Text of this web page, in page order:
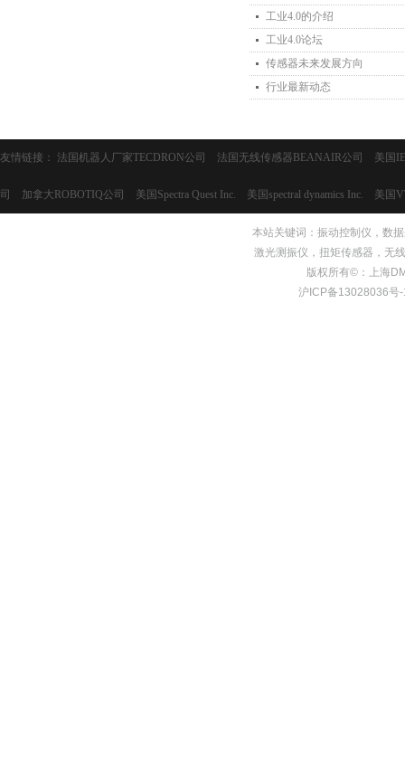
工业4.0的介绍
工业4.0论坛
传感器未来发展方向
行业最新动态
友情链接： 法国机器人厂家TECDRON公司 法国无线传感器BEANAIR公司 美国
司 加拿大ROBOTIQ公司 美国Spectra Quest Inc. 美国spectral dynamics Inc. 美国
本站关键词： 振动控制仪 ， 数
激光测振仪，扭矩传感器，无
版权所有©：上海
沪ICP备13028036号